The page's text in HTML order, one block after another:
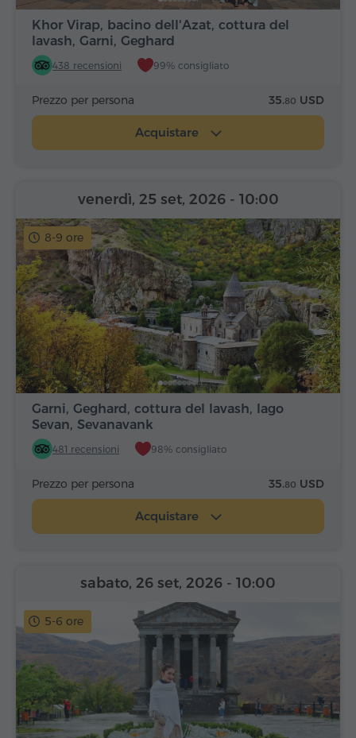
Khor Virap, bacino dell'Azat, cottura del
lavash, Garni, Geghard
438 recensioni 99% consigliato
Prezzo per persona 35.80 USD
Acquistare
8-9 ore
Garni, Geghard, cottura del lavash, lago
Sevan, Sevanavank
481 recensioni 98% consigliato
venerdì, 25 set, 2026 - 10:00
Prezzo per persona 35.80 USD
Acquistare
5-6 ore
sabato, 26 set, 2026 - 10:00